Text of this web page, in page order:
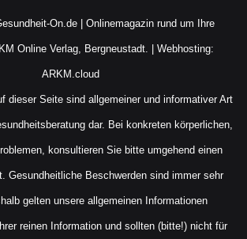
On.de | Onlinemagazin rund um Ihre
Online Verlag, Bergneustadt. | Webhosting:
ARKM.cloud
dieser Seite sind allgemeiner und informativer Art
dar. Bei konkreten körperlichen,
konsultieren Sie bitte umgehend einen
Gesundheitliche Beschwerden sind immer sehr
gelten unsere allgemeinen Informationen
reinen Information und sollten (bitte!) nicht für